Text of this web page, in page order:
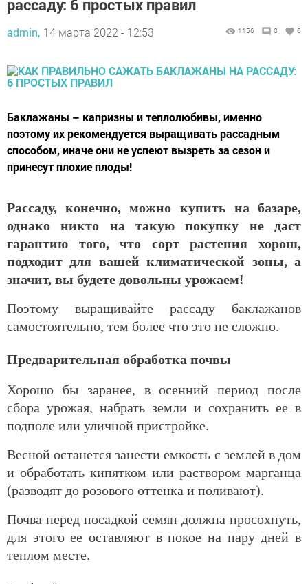
рассаду: 6 простых правил
admin, 14 марта 2022 - 12:53 1156 0 0
Баклажаны – капризны и теплолюбивы, именно
поэтому их рекомендуется выращивать рассадным
способом, иначе они не успеют вызреть за сезон и
принесут плохие плоды!
Рассаду, конечно, можно купить на базаре,
однако никто на такую покупку не даст
гарантию того, что сорт растения хорош,
подходит для вашей климатической зоны, а
значит, вы будете довольны урожаем!
Поэтому выращивайте рассаду баклажанов
самостоятельно, тем более что это не сложно.
Предварительная обработка почвы
Хорошо бы заранее, в осенний период после
сбора урожая, набрать земли и сохранить ее в
подполе или уличной пристройке.
Весной останется занести емкость с землей в дом
и обработать кипятком или раствором марганца
(разводят до розового оттенка и поливают).
Почва перед посадкой семян должна просохнуть,
для этого ее оставляют в покое на пару дней в
теплом месте.